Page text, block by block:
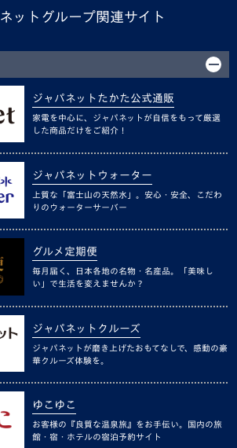
ットグループ関連サイト
ジャパネットたかた公式通販
家電を中心に、ジャパネットが自信をもって厳選
した商品だけをご紹介！
ジャパネットウォーター
上質な「富士山の天然水」。安心・安全、こだわ
りのウォーターサーバー
グルメ定期便
毎月届く、日本各地の名物・名産品。「美味し
い」で生活を変えませんか？
ジャパネットクルーズ
ジャパネットが磨き上げたおもてなしで、感動の豪
華クルーズ体験を。
ゆこゆこ
お客様の『良質な温泉旅』をお手伝い。国内の旅
館・宿・ホテルの宿泊予約サイト